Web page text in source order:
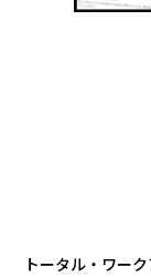
トータル・ワー